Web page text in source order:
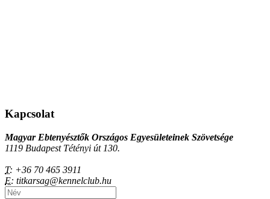
Kapcsolat
Magyar Ebtenyésztők Országos Egyesületeinek Szövetsége
1119 Budapest Tétényi út 130.
T: +36 70 465 3911
E: titkarsag@kennelclub.hu